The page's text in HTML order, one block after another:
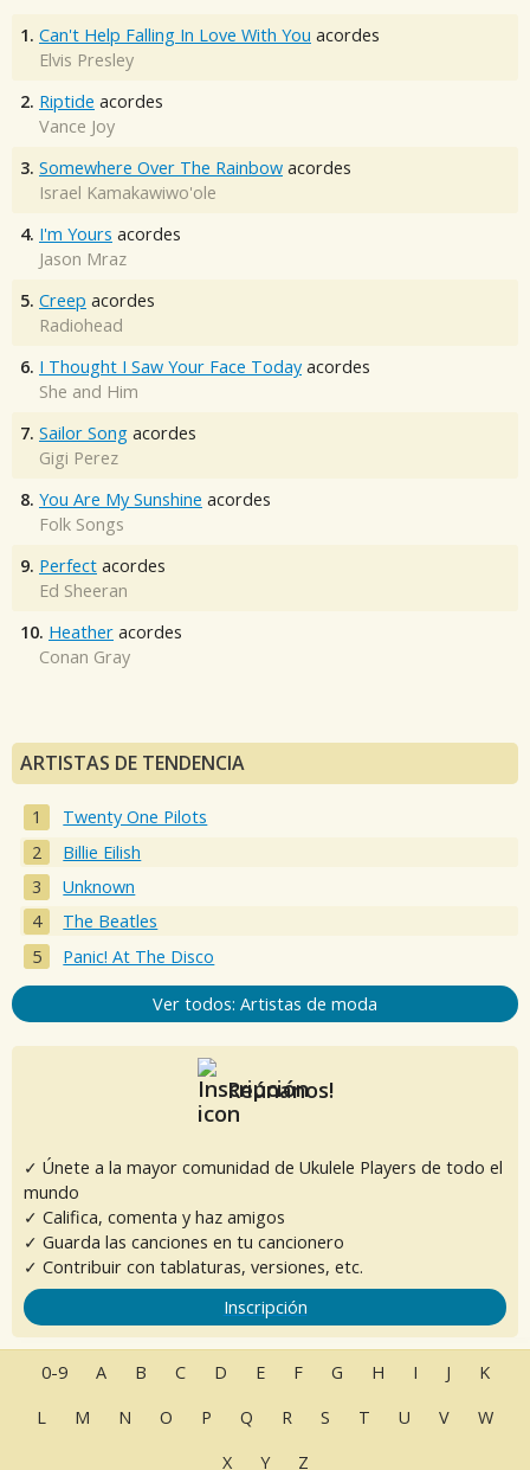
1. Can't Help Falling In Love With You acordes
Elvis Presley
2. Riptide acordes
Vance Joy
3. Somewhere Over The Rainbow acordes
Israel Kamakawiwo'ole
4. I'm Yours acordes
Jason Mraz
5. Creep acordes
Radiohead
6. I Thought I Saw Your Face Today acordes
She and Him
7. Sailor Song acordes
Gigi Perez
8. You Are My Sunshine acordes
Folk Songs
9. Perfect acordes
Ed Sheeran
10. Heather acordes
Conan Gray
ARTISTAS DE TENDENCIA
Twenty One Pilots
Billie Eilish
Unknown
The Beatles
Panic! At The Disco
Ver todos: Artistas de moda
Reúnanos!
✓ Únete a la mayor comunidad de Ukulele Players de todo el
mundo
✓ Califica, comenta y haz amigos
✓ Guarda las canciones en tu cancionero
✓ Contribuir con tablaturas, versiones, etc.
Inscripción
0-9 A B C D E F G H I J
K
L
M N O P Q R S T U V
W
X
Y Z